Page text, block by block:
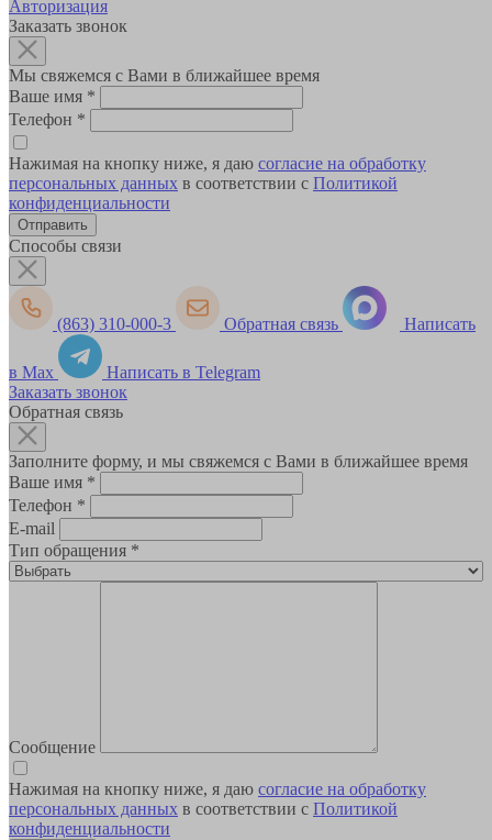
Авторизация
Заказать звонок
Мы свяжемся с Вами в ближайшее время
Ваше имя *
Телефон *
Нажимая на кнопку ниже, я даю согласие на обработку
персональных данных в соответствии с Политикой
конфиденциальности
Способы связи
(863) 310-000-3 Обратная связь Написать
в Max
Написать в Telegram
Заказать звонок
Обратная связь
Заполните форму, и мы свяжемся с Вами в ближайшее время
Ваше имя *
Телефон *
E-mail
Тип обращения *
Сообщение
Нажимая на кнопку ниже, я даю согласие на обработку
персональных данных в соответствии с Политикой
конфиденциальности